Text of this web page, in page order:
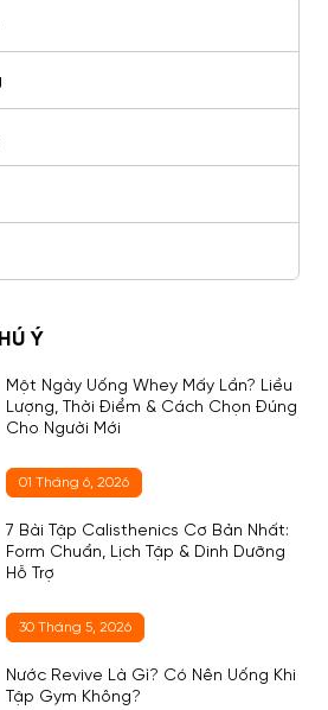
Ý
Một Ngày Uống Whey Mấy Lần? Liều
Lượng, Thời Điểm & Cách Chọn Đúng
Cho Người Mới
01 Tháng 6, 2026
7 Bài Tập Calisthenics Cơ Bản Nhất:
Form Chuẩn, Lịch Tập & Dinh Dưỡng
Hỗ Trợ
30 Tháng 5, 2026
Nước Revive Là Gì? Có Nên Uống Khi
Tập Gym Không?